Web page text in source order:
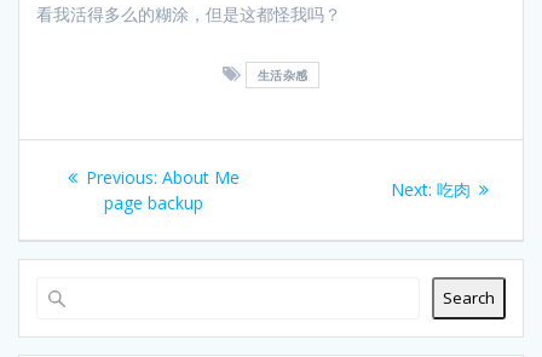
看我活得多么的糊涂，但是这都怪我吗？
生活杂感
Post
navigation
Previous: Previous
post:
About Me
page backup
Next: Next
吃肉
Search